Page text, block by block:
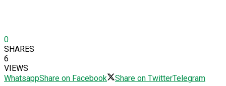
0
SHARES
6
VIEWS
WhatsappShare on Facebook Share on TwitterTelegram